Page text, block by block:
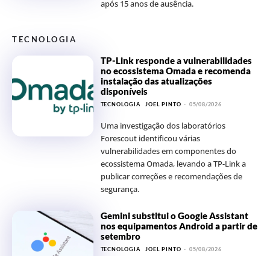
após 15 anos de ausência.
TECNOLOGIA
TP-Link responde a vulnerabilidades
no ecossistema Omada e recomenda
instalação das atualizações
disponíveis
TECNOLOGIA JOEL PINTO - 05/08/2026
Uma investigação dos laboratórios
Forescout identificou várias
vulnerabilidades em componentes do
ecossistema Omada, levando a TP-Link a
publicar correções e recomendações de
segurança.
Gemini substitui o Google Assistant
nos equipamentos Android a partir de
setembro
TECNOLOGIA JOEL PINTO - 05/08/2026